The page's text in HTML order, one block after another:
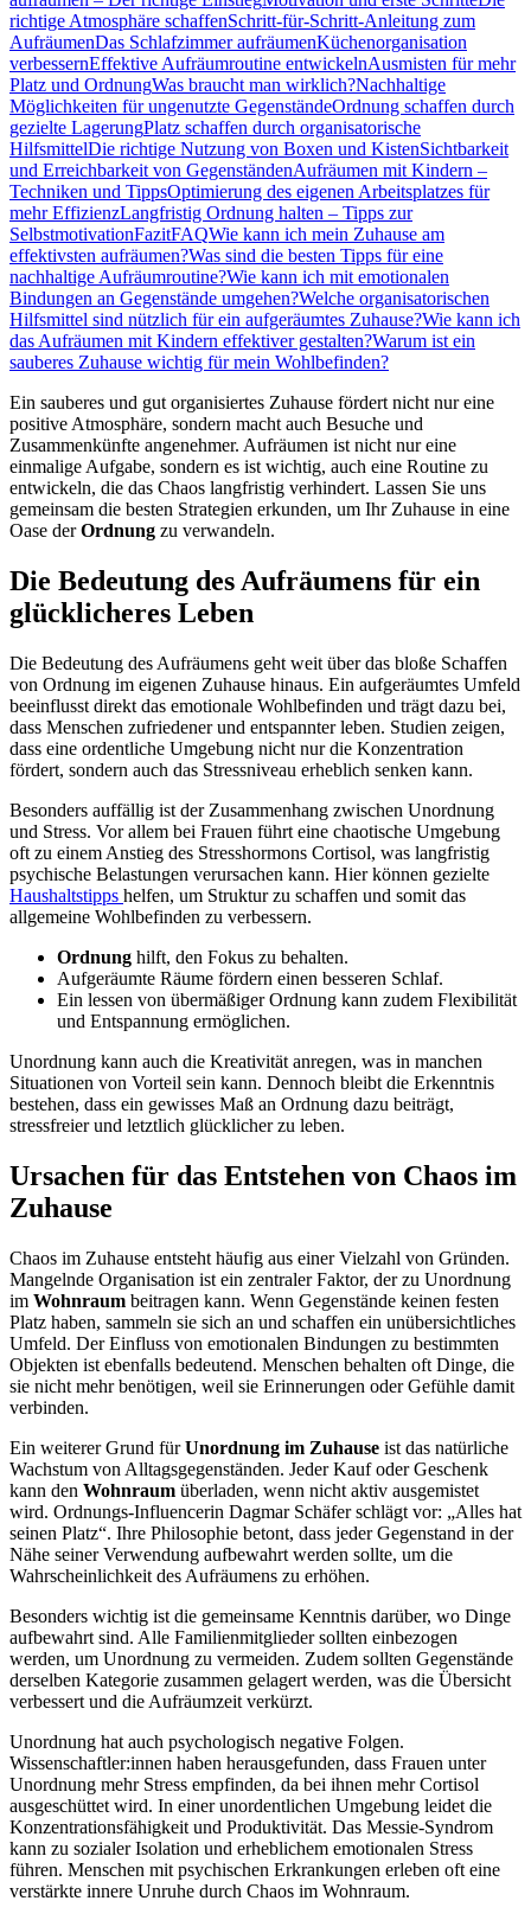
richtige Atmosphäre schaffenSchritt-für-Schritt-Anleitung zum
AufräumenDas Schlafzimmer aufräumenKüchenorganisation
verbessernEffektive Aufräumroutine entwickelnAusmisten für mehr
Platz und OrdnungWas braucht man wirklich?Nachhaltige
Möglichkeiten für ungenutzte GegenständeOrdnung schaffen durch
gezielte LagerungPlatz schaffen durch organisatorische
HilfsmittelDie richtige Nutzung von Boxen und KistenSichtbarkeit
und Erreichbarkeit von GegenständenAufräumen mit Kindern –
Techniken und TippsOptimierung des eigenen Arbeitsplatzes für
mehr EffizienzLangfristig Ordnung halten – Tipps zur
SelbstmotivationFazitFAQWie kann ich mein Zuhause am
effektivsten aufräumen?Was sind die besten Tipps für eine
nachhaltige Aufräumroutine?Wie kann ich mit emotionalen
Bindungen an Gegenstände umgehen?Welche organisatorischen
Hilfsmittel sind nützlich für ein aufgeräumtes Zuhause?Wie kann ich
das Aufräumen mit Kindern effektiver gestalten?Warum ist ein
sauberes Zuhause wichtig für mein Wohlbefinden?
Ein sauberes und gut organisiertes Zuhause fördert nicht nur eine
positive Atmosphäre, sondern macht auch Besuche und
Zusammenkünfte angenehmer. Aufräumen ist nicht nur eine
einmalige Aufgabe, sondern es ist wichtig, auch eine Routine zu
entwickeln, die das Chaos langfristig verhindert. Lassen Sie uns
gemeinsam die besten Strategien erkunden, um Ihr Zuhause in eine
Oase derOrdnung zu verwandeln.
Die Bedeutung des Aufräumens für ein
glücklicheres Leben
Die Bedeutung des Aufräumens geht weit über das bloße Schaffen
von Ordnung im eigenen Zuhause hinaus. Ein aufgeräumtes Umfeld
beeinflusst direkt das emotionale Wohlbefinden und trägt dazu bei,
dass Menschen zufriedener und entspannter leben. Studien zeigen,
dass eine ordentliche Umgebung nicht nur die Konzentration
fördert, sondern auch das Stressniveau erheblich senken kann.
Besonders auffällig ist der Zusammenhang zwischen Unordnung
und Stress. Vor allem bei Frauen führt eine chaotische Umgebung
oft zu einem Anstieg des Stresshormons Cortisol, was langfristig
psychische Belastungen verursachen kann. Hier können gezielte
Haushaltstipps helfen, um Struktur zu schaffen und somit das
allgemeine Wohlbefinden zu verbessern.
Ordnung hilft, den Fokus zu behalten.
Aufgeräumte Räume fördern einen besseren Schlaf.
Ein lessen von übermäßiger Ordnung kann zudem Flexibilität
und Entspannung ermöglichen.
Unordnung kann auch die Kreativität anregen, was in manchen
Situationen von Vorteil sein kann. Dennoch bleibt die Erkenntnis
bestehen, dass ein gewisses Maß an Ordnung dazu beiträgt,
stressfreier und letztlich glücklicher zu leben.
Ursachen für das Entstehen von Chaos im
Zuhause
Chaos im Zuhause entsteht häufig aus einer Vielzahl von Gründen.
Mangelnde Organisation ist ein zentraler Faktor, der zu Unordnung
im Wohnraum beitragen kann. Wenn Gegenstände keinen festen
Platz haben, sammeln sie sich an und schaffen ein unübersichtliches
Umfeld. Der Einfluss von emotionalen Bindungen zu bestimmten
Objekten ist ebenfalls bedeutend. Menschen behalten oft Dinge, die
sie nicht mehr benötigen, weil sie Erinnerungen oder Gefühle damit
verbinden.
Ein weiterer Grund fürUnordnung im Zuhause ist das natürliche
Wachstum von Alltagsgegenständen. Jeder Kauf oder Geschenk
kann den Wohnraum überladen, wenn nicht aktiv ausgemistet
wird. Ordnungs-Influencerin Dagmar Schäfer schlägt vor: „Alles hat
seinen Platz“. Ihre Philosophie betont, dass jeder Gegenstand in der
Nähe seiner Verwendung aufbewahrt werden sollte, um die
Wahrscheinlichkeit des Aufräumens zu erhöhen.
Besonders wichtig ist die gemeinsame Kenntnis darüber, wo Dinge
aufbewahrt sind. Alle Familienmitglieder sollten einbezogen
werden, um Unordnung zu vermeiden. Zudem sollten Gegenstände
derselben Kategorie zusammen gelagert werden, was die Übersicht
verbessert und die Aufräumzeit verkürzt.
Unordnung hat auch psychologisch negative Folgen.
Wissenschaftler:innen haben herausgefunden, dass Frauen unter
Unordnung mehr Stress empfinden, da bei ihnen mehr Cortisol
ausgeschüttet wird. In einer unordentlichen Umgebung leidet die
Konzentrationsfähigkeit und Produktivität. Das Messie-Syndrom
kann zu sozialer Isolation und erheblichem emotionalen Stress
führen. Menschen mit psychischen Erkrankungen erleben oft eine
verstärkte innere Unruhe durch Chaos im Wohnraum.